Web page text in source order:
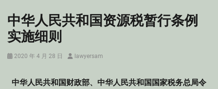
中华人民共和国资源税暂行条例
实施细则
Posted
2020 年 4 月 28 日 Authorlawyersam
中华人民共和国财政部、中华人民共和国国家税务总局令